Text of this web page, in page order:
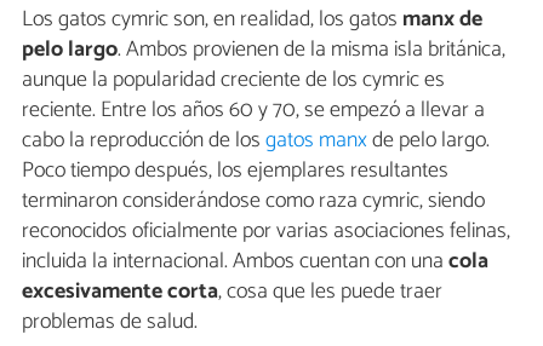
Los gatos cymric son, en realidad, los gatos manx de
pelo largo. Ambos provienen de la misma isla británica,
aunque la popularidad creciente de los cymric es
reciente. Entre los años 60 y 70, se empezó a llevar a
cabo la reproducción de losgatos manxde pelo largo.
Poco tiempo después, los ejemplares resultantes
terminaron considerándose como raza cymric, siendo
reconocidos oficialmente por varias asociaciones felinas,
incluida la internacional. Ambos cuentan con unacola
excesivamente corta, cosa que les puede traer
problemas de salud.